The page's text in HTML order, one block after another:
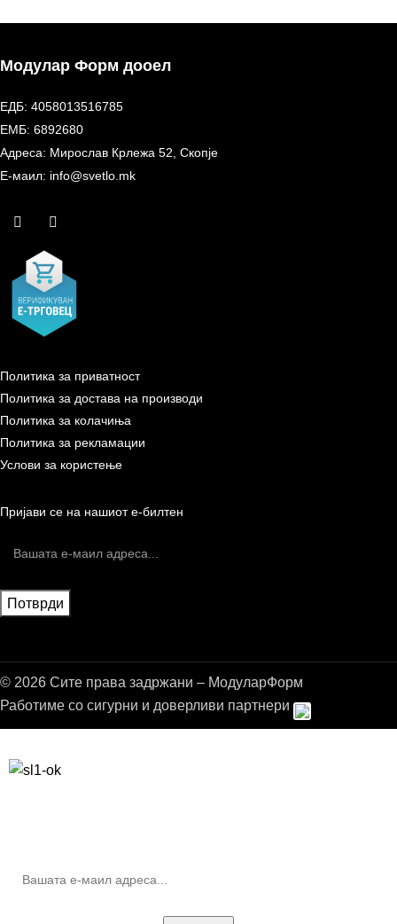
Модулар Форм дооел
ЕДБ: 4058013516785
ЕМБ: 6892680
Адреса: Мирослав Крлежа 52, Скопје
Е-маил: info@svetlo.mk
Политика за приватност
Политика за достава на производи
Политика за колачиња
Политика за рекламации
Услови за користење
Пријави се на нашиот е-билтен
© 2026 Сите права задржани – МодуларФорм
Работиме со сигурни и доверливи партнери